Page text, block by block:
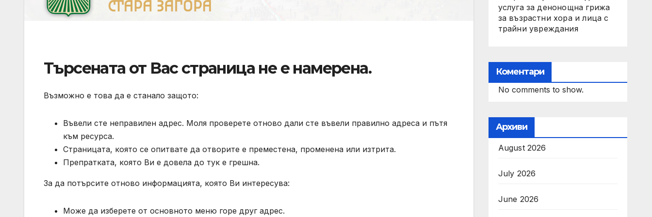
Търсената от Вас страница не е намерена.
Възможно е това да е станало защото:
Въвели сте неправилен адрес. Моля проверете отново дали сте въвели правилно адреса и пътя
към ресурса.
Страницата, която се опитвате да отворите е преместена, променена или изтрита.
Препратката, която Ви е довела до тук е грешна.
За да потърсите отново информацията, която Ви интересува:
Може да изберете от основното меню горе друг адрес.
услуга за денонощна грижа
за възрастни хора и лица с
трайни увреждания
Коментари
No comments to show.
Архиви
August 2026
July 2026
June 2026